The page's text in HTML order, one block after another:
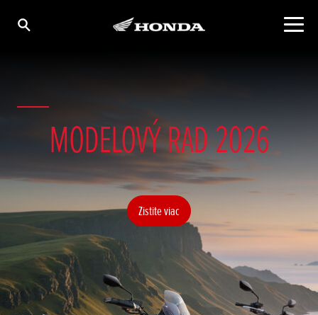
MODELOVÝ RAD 2026
Zistite viac